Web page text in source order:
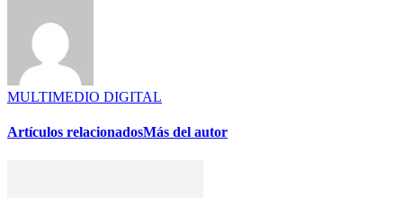
MULTIMEDIO DIGITAL
Artículos relacionadosMás del autor